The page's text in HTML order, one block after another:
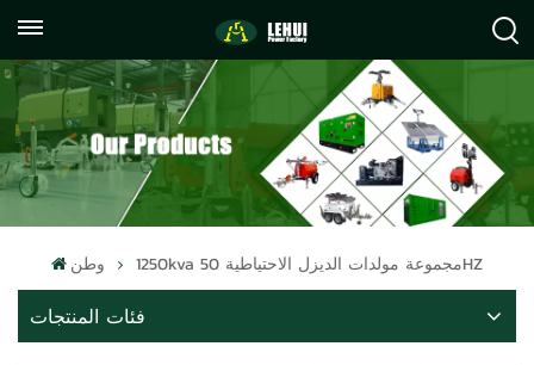
059122071372
info@lehuipowerfactory.com
وطن 1250kva مجموعة مولدات الديزل الاحتياطية 50HZ
فئات المنتجات